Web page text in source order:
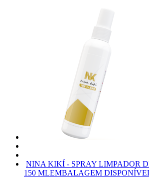
NINA KIKÍ - SPRAY LIMPADOR
150 MLEMBALAGEM